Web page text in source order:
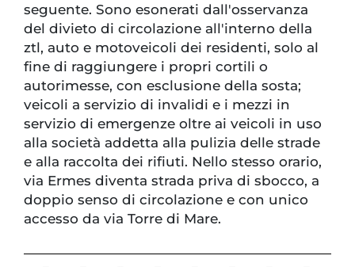
seguente. Sono esonerati dall'osservanza
del divieto di circolazione all'interno della
ztl, auto e motoveicoli dei residenti, solo al
fine di raggiungere i propri cortili o
autorimesse, con esclusione della sosta;
veicoli a servizio di invalidi e i mezzi in
servizio di emergenze oltre ai veicoli in uso
alla società addetta alla pulizia delle strade
e alla raccolta dei rifiuti. Nello stesso orario,
via Ermes diventa strada priva di sbocco, a
doppio senso di circolazione e con unico
accesso da via Torre di Mare.